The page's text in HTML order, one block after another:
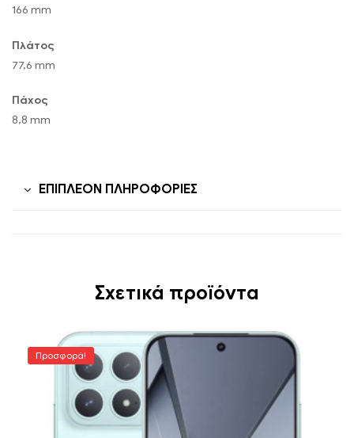
166 mm
Πλάτος
77,6 mm
Πάχος
8,8 mm
ΕΠΙΠΛΈΟΝ ΠΛΗΡΟΦΟΡΊΕΣ
Σχετικά προϊόντα
Προσφορά!